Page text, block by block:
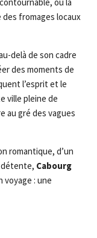
fromages locaux
delà de son cadre
des moments de
l’esprit et le
ville pleine de
au gré des vagues
romantique, d’un
détente, Cabourg
voyage : une